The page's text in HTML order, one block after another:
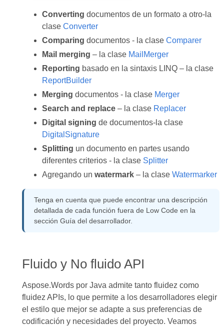
Converting documentos de un formato a otro-la
clase Converter
Comparing documentos - la clase Comparer
Mail merging – la clase MailMerger
Reporting basado en la sintaxis LINQ – la clase
ReportBuilder
Merging documentos - la clase Merger
Search and replace– la clase Replacer
Digital signing de documentos-la clase
DigitalSignature
Splitting un documento en partes usando
diferentes criterios - la clase Splitter
Agregando un watermark– la clase Watermarker
Tenga en cuenta que puede encontrar una descripción
detallada de cada función fuera de Low Code en la
sección Guía del desarrollador.
Fluido y No fluido API
Aspose.Words por Java admite tanto fluidez como
fluidez APIs, lo que permite a los desarrolladores elegir
el estilo que mejor se adapte a sus preferencias de
codificación y necesidades del proyecto. Veamos